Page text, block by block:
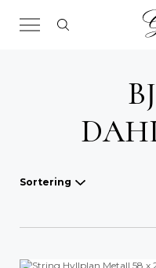
Sortering
Våra favoriter